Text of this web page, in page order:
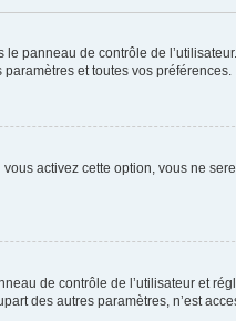
panneau de contrôle de
et toutes vos préférences.
activez cette option, vous ne
de contrôle de l’utilisateur et
des autres paramètres, n’est